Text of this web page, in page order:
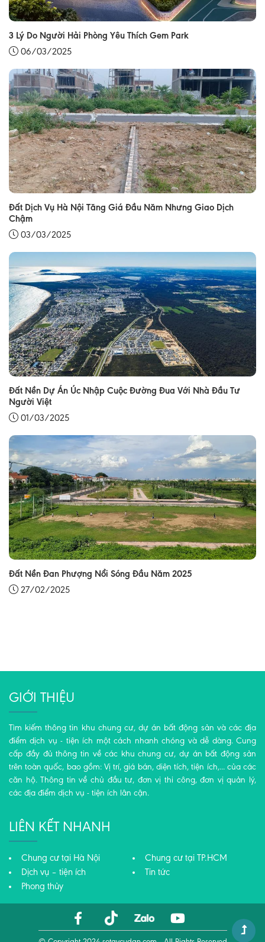
3 Lý Do Người Hải Phòng Yêu Thích Gem Park
06/03/2025
Đất Dịch Vụ Hà Nội Tăng Giá Đầu Năm Nhưng Giao Dịch
Chậm
03/03/2025
Đất Nền Dự Án Úc Nhập Cuộc Đường Đua Với Nhà Đầu Tư
Người Việt
01/03/2025
Đất Nền Đan Phượng Nổi Sóng Đầu Năm 2025
27/02/2025
GIỚI THIỆU
Tìm kiếm thông tin khu chung cư, dự án bất động sản và các địa
điểm dịch vụ - tiện ích một cách nhanh chóng và dễ dàng. Cung
cấp đầy đủ thông tin về các khu chung cư, dự án bất động sản
trên toàn quốc, bao gồm: Vị trí, giá bán, diện tích, tiện ích,... của các
căn hộ. Thông tin về chủ đầu tư, đơn vị thi công, đơn vị quản lý,
các địa điểm dịch vụ - tiện ích lân cận.
LIÊN KẾT NHANH
Chung cư tại Hà Nội
Chung cư tại TP.HCM
Dịch vụ – tiện ích
Tin tức
Phong thủy